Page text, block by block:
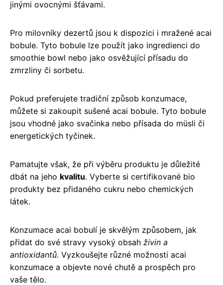
jinými ovocnými šťávami.
Pro milovníky dezertů jsou k dispozici i mražené acai
bobule. Tyto bobule lze použít jako ingredienci do
smoothie bowl nebo jako osvěžující přísadu do
zmrzliny či sorbetu.
Pokud preferujete tradiční způsob konzumace,
můžete si zakoupit sušené acai bobule. Tyto bobule
jsou vhodné jako svačinka nebo přísada do müsli či
energetických tyčinek.
Pamatujte však, že při výběru produktu je důležité
dbát na jeho kvalitu. Vyberte si certifikované bio
produkty bez přidaného cukru nebo chemických
látek.
Konzumace acai bobulí je skvělým způsobem, jak
přidat do své stravy vysoký obsah živin a
antioxidantů. Vyzkoušejte různé možnosti acai
konzumace a objevte nové chutě a prospěch pro
vaše tělo.